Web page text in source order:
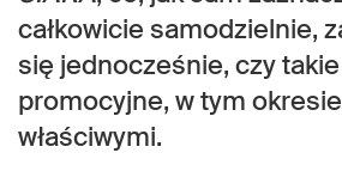
całkowicie samodzielnie,
się jednocześnie, czy
promocyjne, w tym
właściwymi.